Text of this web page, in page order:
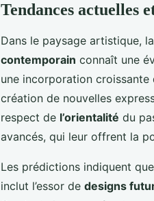
Tendances actuelles
Dans le paysage artistique, la
contemporain connaît une
une incorporation croissante
création de nouvelles
respect de l’orientalité du
avancés, qui leur offrent la
Les prédictions indiquent
inclut l’essor de designs